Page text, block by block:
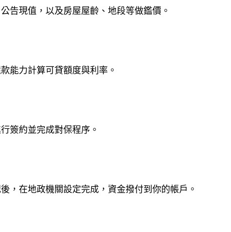
告現值，以及房屋屋齡、地段等做鑑價。
能力計算可貸額度與利率。
簽約並完成對保程序。
，在地政機關設定完成，資金撥付到你的帳戶。